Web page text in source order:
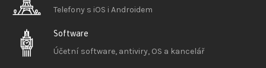
Telefony s iOS i Androidem
Software
Účetní software, antiviry, OS a kancelář